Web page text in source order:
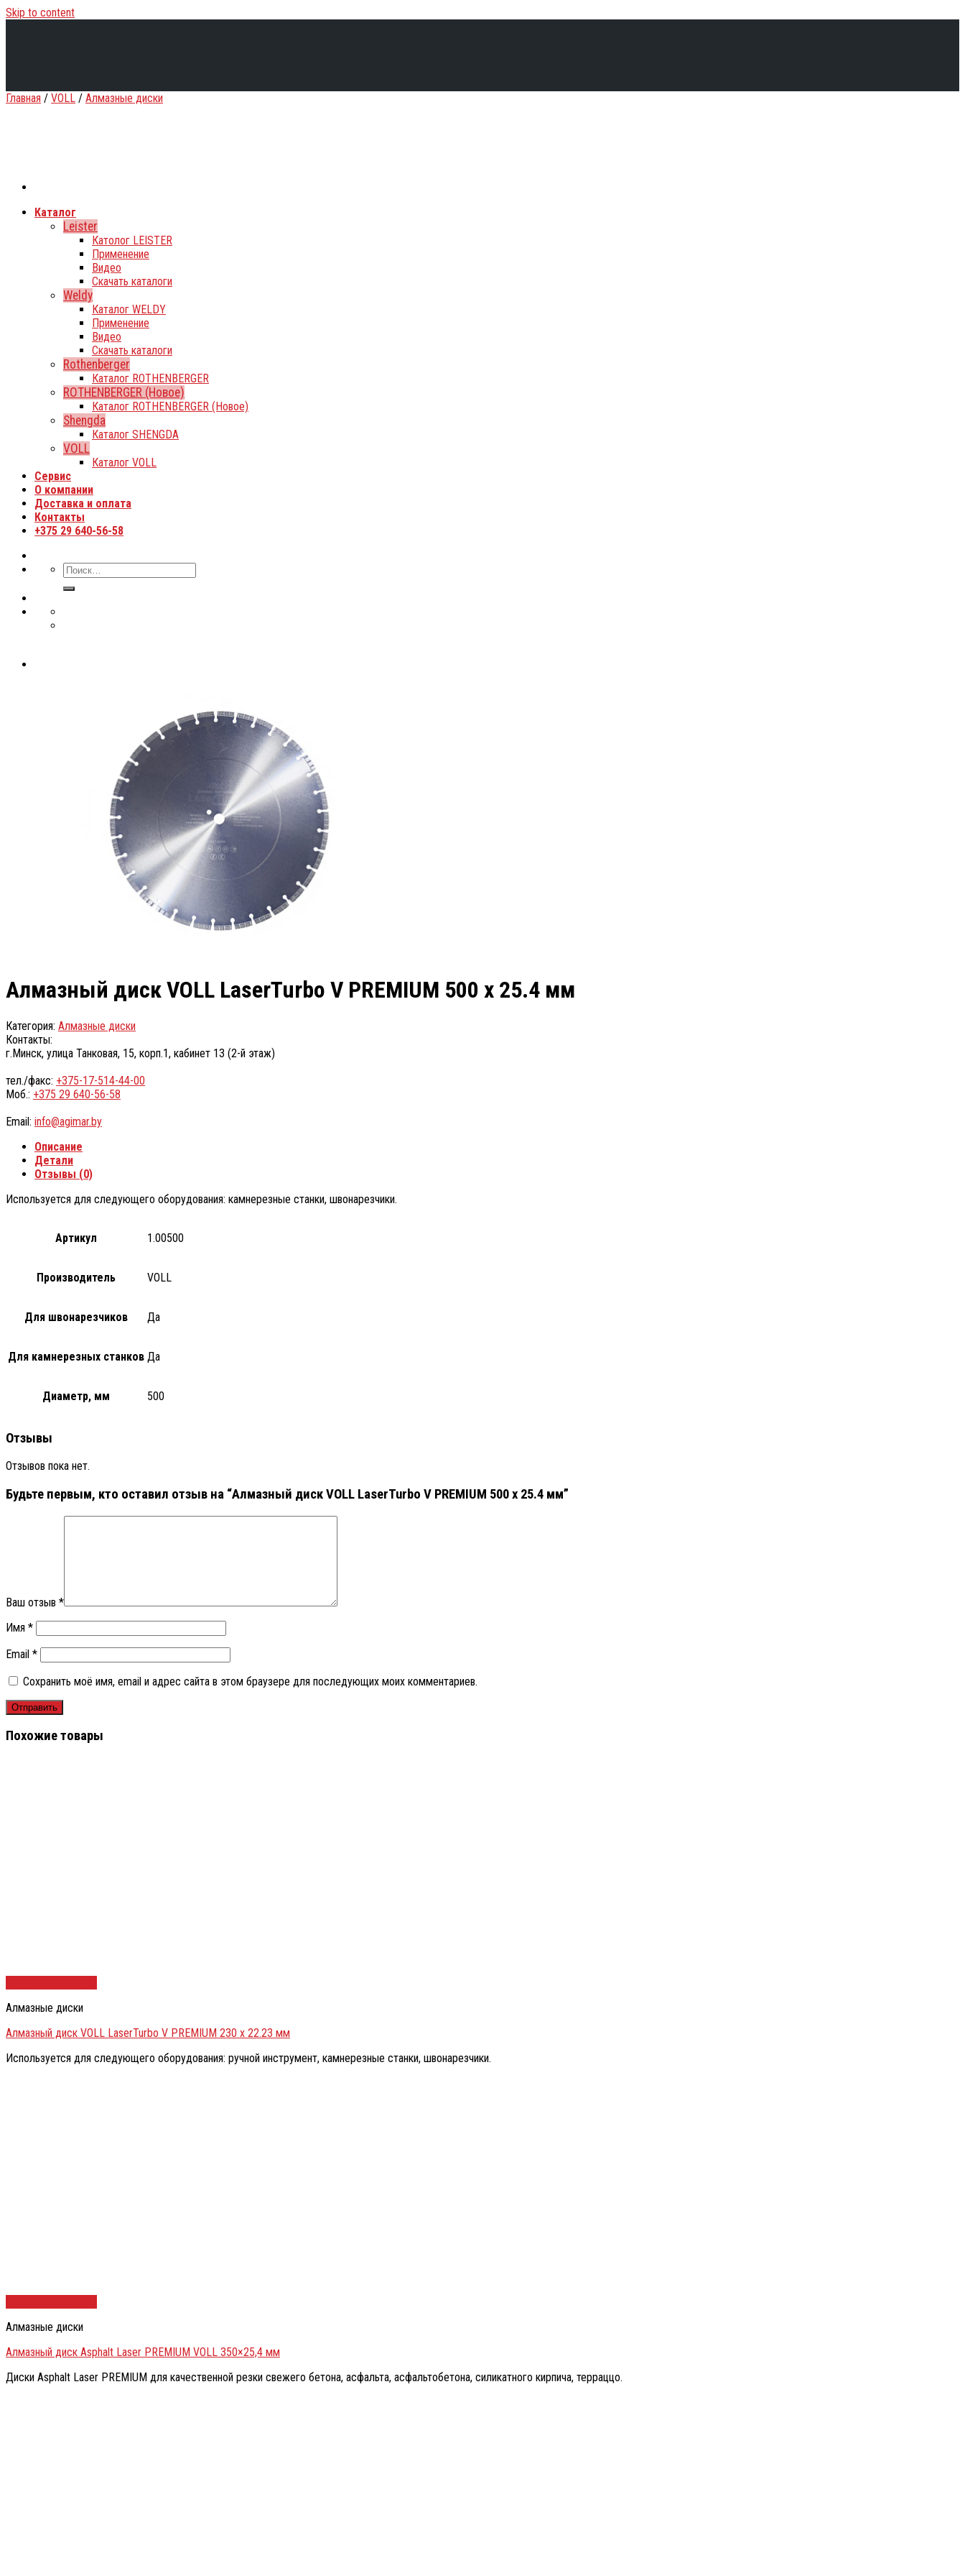
Skip to content
Каталог
Leister
Католог LEISTER
Применение
Видео
Скачать каталоги
Weldy
Каталог WELDY
Применение
Видео
Скачать каталоги
Rothenberger
Каталог ROTHENBERGER
ROTHENBERGER (Новое)
Каталог ROTHENBERGER (Новое)
Shengda
Каталог SHENGDA
VOLL
Каталог VOLL
Сервис
О компании
Доставка и оплата
Контакты
+375 29 640-56-58
Главная / VOLL / Алмазные диски
Алмазный диск VOLL LaserTurbo V PREMIUM 500 х 25.4 мм
Категория: Алмазные диски
Контакты:
г.Минск, улица Танковая, 15, корп.1, кабинет 13 (2-й этаж)
тел./факс: +375-17-514-44-00
Моб.: +375 29 640-56-58
Email: info@agimar.by
Описание
Детали
Отзывы (0)
Используется для следующего оборудования: камнерезные станки, швонарезчики.
Артикул 1.00500
Производитель VOLL
Для швонарезчиков Да
Для камнерезных станков Да
Диаметр, мм 500
Отзывы
Отзывов пока нет.
Будьте первым, кто оставил отзыв на “Алмазный диск VOLL LaserTurbo V PREMIUM 500 х 25.4 мм”
Ваш отзыв *
Имя *
Email *
Сохранить моё имя, email и адрес сайта в этом браузере для последующих моих комментариев.
Похожие товары
Алмазные диски
Алмазный диск VOLL LaserTurbo V PREMIUM 230 х 22.23 мм
Используется для следующего оборудования: ручной инструмент, камнерезные станки, швонарезчики.
Алмазные диски
Алмазный диск Asphalt Laser PREMIUM VOLL 350×25,4 мм
Диски Asphalt Laser PREMIUM для качественной резки свежего бетона, асфальта, асфальтобетона, силикатного кирпича, терраццо.